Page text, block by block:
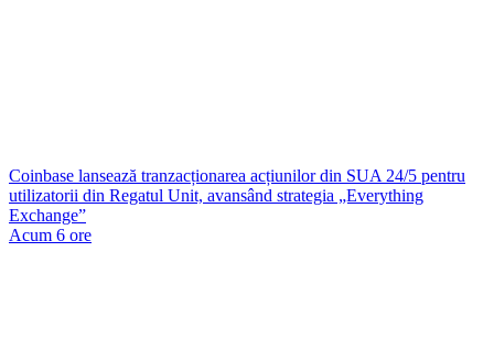
Coinbase lansează tranzacționarea acțiunilor din SUA 24/5 pentru
utilizatorii din Regatul Unit, avansând strategia „Everything
Exchange”
Acum 6 ore